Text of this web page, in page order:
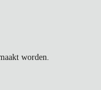
worden.